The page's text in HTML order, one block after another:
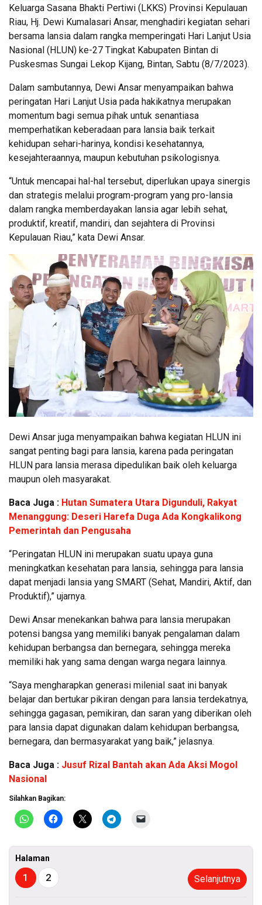
Keluarga Sasana Bhakti Pertiwi (LKKS) Provinsi Kepulauan
Riau, Hj. Dewi Kumalasari Ansar, menghadiri kegiatan sehari
bersama lansia dalam rangka memperingati Hari Lanjut Usia
Nasional (HLUN) ke-27 Tingkat Kabupaten Bintan di
Puskesmas Sungai Lekop Kijang, Bintan, Sabtu (8/7/2023).
Dalam sambutannya, Dewi Ansar menyampaikan bahwa
peringatan Hari Lanjut Usia pada hakikatnya merupakan
momentum bagi semua pihak untuk senantiasa
memperhatikan keberadaan para lansia baik terkait
kehidupan sehari-harinya, kondisi kesehatannya,
kesejahteraannya, maupun kebutuhan psikologisnya.
“Untuk mencapai hal-hal tersebut, diperlukan upaya sinergis
dan strategis melalui program-program yang pro-lansia
dalam rangka memberdayakan lansia agar lebih sehat,
produktif, kreatif, mandiri, dan sejahtera di Provinsi
Kepulauan Riau,” kata Dewi Ansar.
Dewi Ansar juga menyampaikan bahwa kegiatan HLUN ini
sangat penting bagi para lansia, karena pada peringatan
HLUN para lansia merasa dipedulikan baik oleh keluarga
maupun oleh masyarakat.
Baca Juga : Hutan Sumatera Utara Digunduli, Rakyat
Menanggung: Deseri Harefa Duga Ada Kongkalikong
Pemerintah dan Pengusaha
“Peringatan HLUN ini merupakan suatu upaya guna
meningkatkan kesehatan para lansia, sehingga para lansia
dapat menjadi lansia yang SMART (Sehat, Mandiri, Aktif, dan
Produktif),” ujarnya.
Dewi Ansar menekankan bahwa para lansia merupakan
potensi bangsa yang memiliki banyak pengalaman dalam
kehidupan berbangsa dan bernegara, sehingga mereka
memiliki hak yang sama dengan warga negara lainnya.
“Saya mengharapkan generasi milenial saat ini banyak
belajar dan bertukar pikiran dengan para lansia terdekatnya,
sehingga gagasan, pemikiran, dan saran yang diberikan oleh
para lansia dapat digunakan dalam kehidupan berbangsa,
bernegara, dan bermasyarakat yang baik,” jelasnya.
Baca Juga : Jusuf Rizal Bantah akan Ada Aksi Mogol
Nasional
Silahkan Bagikan:
Halaman
1 2 Selanjutnya